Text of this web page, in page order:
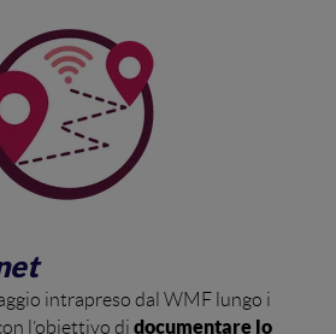
intrapreso dal WMF lungo i
l’obiettivo di documentare lo